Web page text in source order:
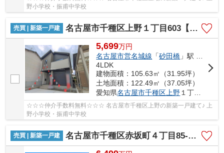
野小学校・振甫中学校
売買 | 新築一戸建 名古屋市千種区上野１丁目603【仲介手数料無料】新築一戸建て 1号棟
5,699万円
名古屋市営名城線 「砂田橋 」駅 徒歩12分
4LDK
建物面積：105.63㎡（31.95坪）
土地面積：122.49㎡（37.05坪）
愛知県名古屋市千種区 上野 １丁目603
☆☆☆仲介手数料無料☆☆☆ 名古屋市千種区上野の新築一戸建て♪ 上
野小学校・振甫中学校
売買 | 新築一戸建 名古屋市千種区赤坂町４丁目85-5【仲介手数料無料】新築一戸建て 1号棟